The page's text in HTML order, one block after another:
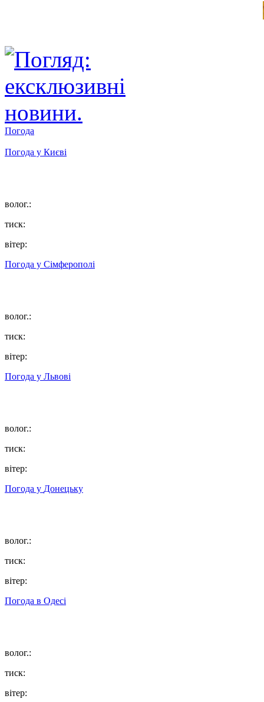
Погода
Погода у Києві
волог.:
тиск:
вітер:
Погода у Сімферополі
волог.:
тиск:
вітер:
Погода у Львові
волог.:
тиск:
вітер:
Погода у Донецьку
волог.:
тиск:
вітер:
Погода в Одесі
волог.:
тиск:
вітер: